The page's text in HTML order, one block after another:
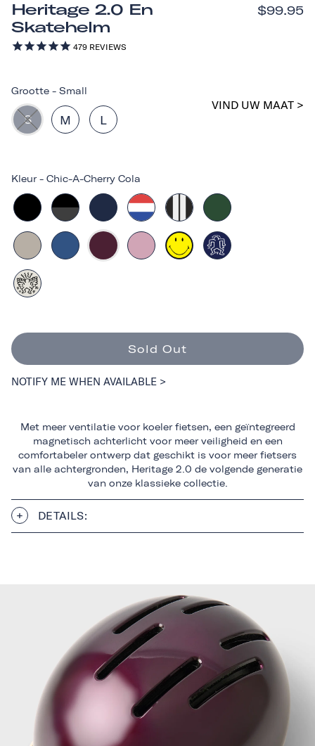
Heritage 2.0 En
Skatehelm
479 REVIEWS
$99.95
Kleur - Chic-A-Cherry Cola
Grootte - Small
S M L
VIND UW MAAT >
Sold Out
NOTIFY ME WHEN AVAILABLE >
Met meer ventilatie voor koeler fietsen, een geïntegreerd
magnetisch achterlicht voor meer veiligheid en een
comfortabeler ontwerp dat geschikt is voor meer fietsers
van alle achtergronden, Heritage 2.0 de volgende generatie
van onze klassieke collectie.
DETAILS: